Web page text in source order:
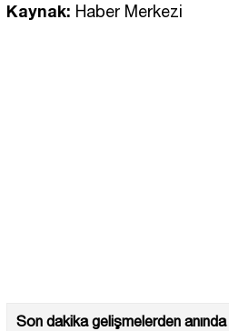
Kaynak: Haber Merkezi
Son dakika gelişmelerden